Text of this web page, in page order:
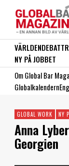
VÄRLDENDEBATT
NY PÅ JOBBET
Om Global Bar
Globalkalendern
GLOBAL WORK NY
Anna
Georgien